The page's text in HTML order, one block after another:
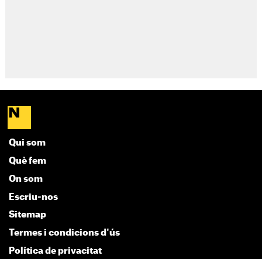
Qui som
Què fem
On som
Escriu-nos
Sitemap
Termes i condicions d'ús
Política de privacitat